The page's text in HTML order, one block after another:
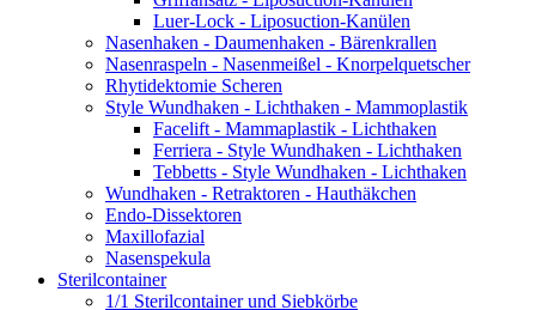
Luer-Lock - Liposuction-Kanülen
Nasenhaken - Daumenhaken - Bärenkrallen
Nasenraspeln - Nasenmeißel - Knorpelquetscher
Rhytidektomie Scheren
Style Wundhaken - Lichthaken - Mammoplastik
Facelift - Mammaplastik - Lichthaken
Ferriera - Style Wundhaken - Lichthaken
Tebbetts - Style Wundhaken - Lichthaken
Wundhaken - Retraktoren - Hauthäkchen
Endo-Dissektoren
Maxillofazial
Nasenspekula
Sterilcontainer
1/1 Sterilcontainer und Siebkörbe